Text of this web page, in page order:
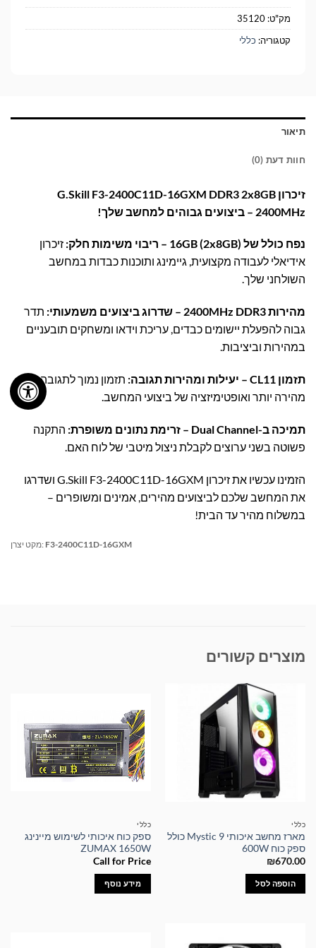
מק"ט: 35120
קטגוריה: כללי
תיאור
חוות דעת (0)
זיכרון G.Skill F3-2400C11D-16GXM DDR3 2x8GB
2400MHz – ביצועים גבוהים למחשב שלך!
נפח כולל של 16GB (2x8GB) – ריבוי משימות חלק:
זיכרון
אידיאלי לעבודה מקצועית, גיימינג ותוכנות כבדות במחשב
השולחני שלך.
מהירות 2400MHz DDR3 – שדרוג ביצועים משמעותי:
תדר
גבוה להפעלת יישומים כבדים, עריכת וידאו ומשחקים תובעניים
במהירות וביציבות.
תזמון CL11 – יעילות ומהירות תגובה:
תזמון נמוך לתגובה
מהירה יותר ואופטימיזציה של ביצועי המחשב.
תמיכה ב-Dual Channel – זרימת נתונים משופרת:
התקנה
פשוטה בשני ערוצים לקבלת ניצול מיטבי של לוח האם.
הזמינו עכשיו את זיכרון G.Skill F3-2400C11D-16GXM ושדרגו
את המחשב שלכם לביצועים מהירים, אמינים ומשופרים –
במשלוח מהיר עד הבית!
מקט יצרן: F3-2400C11D-16GXM
מוצרים קשורים
כללי
מארז מחשב איכותי Mystic 9 כולל
ספק כוח 600W
₪670.00
הוספה לסל
כללי
ספק כוח איכותי לשימוש מיינינג
ZUMAX 1650W
Call for Price
מידע נוסף